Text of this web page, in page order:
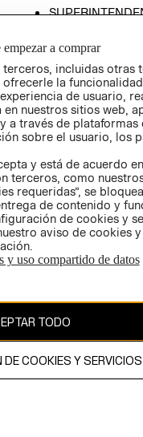
COMERCIO - SIC
PETICIONES
QUEJAS Y
RECLAMOS
empezar a comprar
incluidas otras
la
de usuario,
nuestros sitios web,
a través de plataformas
sobre el usuario, los
y está de acuerdo
terceros, como
requeridas”, se
de contenido y
de cookies y
aviso de cookies
y uso compartido de datos
TODO
DE COOKIES Y SERVICIOS